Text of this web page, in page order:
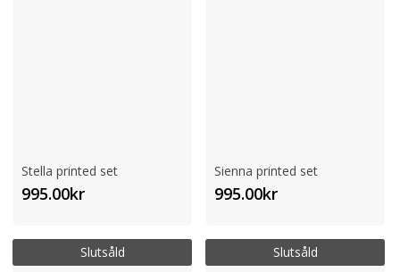
Stella printed set
995.00kr
Sienna printed set
995.00kr
Slutsåld Slutsåld